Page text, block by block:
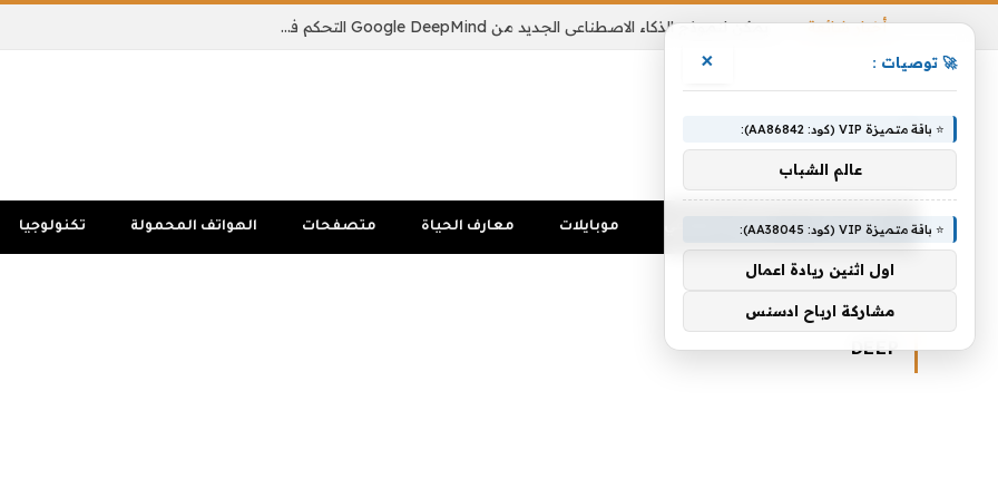
أخبار شائعة يمكن لنموذج الذكاء الاصطناعي الجديد من Google DeepMind التحكم في جسم الروبوت بالكامل
الرئيسية تواصل اجتماعي موبايلات معارف الحياة متصفحات الهواتف المحمولة تكنولوجيا
Deep
DEEP
🚀 توصيات : ×
⭐ باقة متميزة VIP (كود: AA86842):
عالم الشباب
⭐ باقة متميزة VIP (كود: AA38045):
اول اثنين ريادة اعمال
مشاركة ارباح ادسنس